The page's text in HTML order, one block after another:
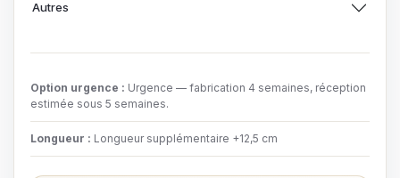
Autres
Option urgence : Urgence — fabrication 4 semaines, réception
estimée sous 5 semaines.
Longueur : Longueur supplémentaire +12,5 cm